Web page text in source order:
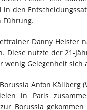
den
Führung.
Danny Heister
nutzte der 21-
Gelegenheit sich
Anton Källberg
in Paris
Borussia